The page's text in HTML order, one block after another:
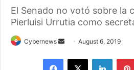
El Senado no votó sobre la
Pierluisi Urrutia como
Cybernews
Send
email
August 6, 2019
Facebook
X